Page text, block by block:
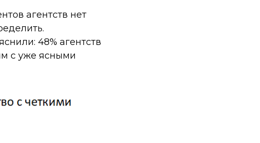
агентств нет
48% агентств
с уже ясными